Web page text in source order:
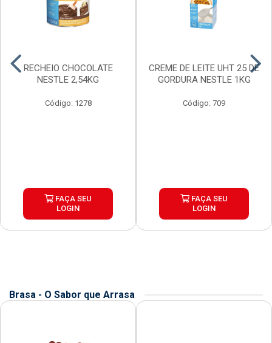
RECHEIO CHOCOLATE
NESTLE 2,54KG
Código: 1278
FAÇA SEU
LOGIN
CREME DE LEITE UHT 25 DE
GORDURA NESTLE 1KG
Código: 709
FAÇA SEU
LOGIN
Brasa - O Sabor que Arrasa